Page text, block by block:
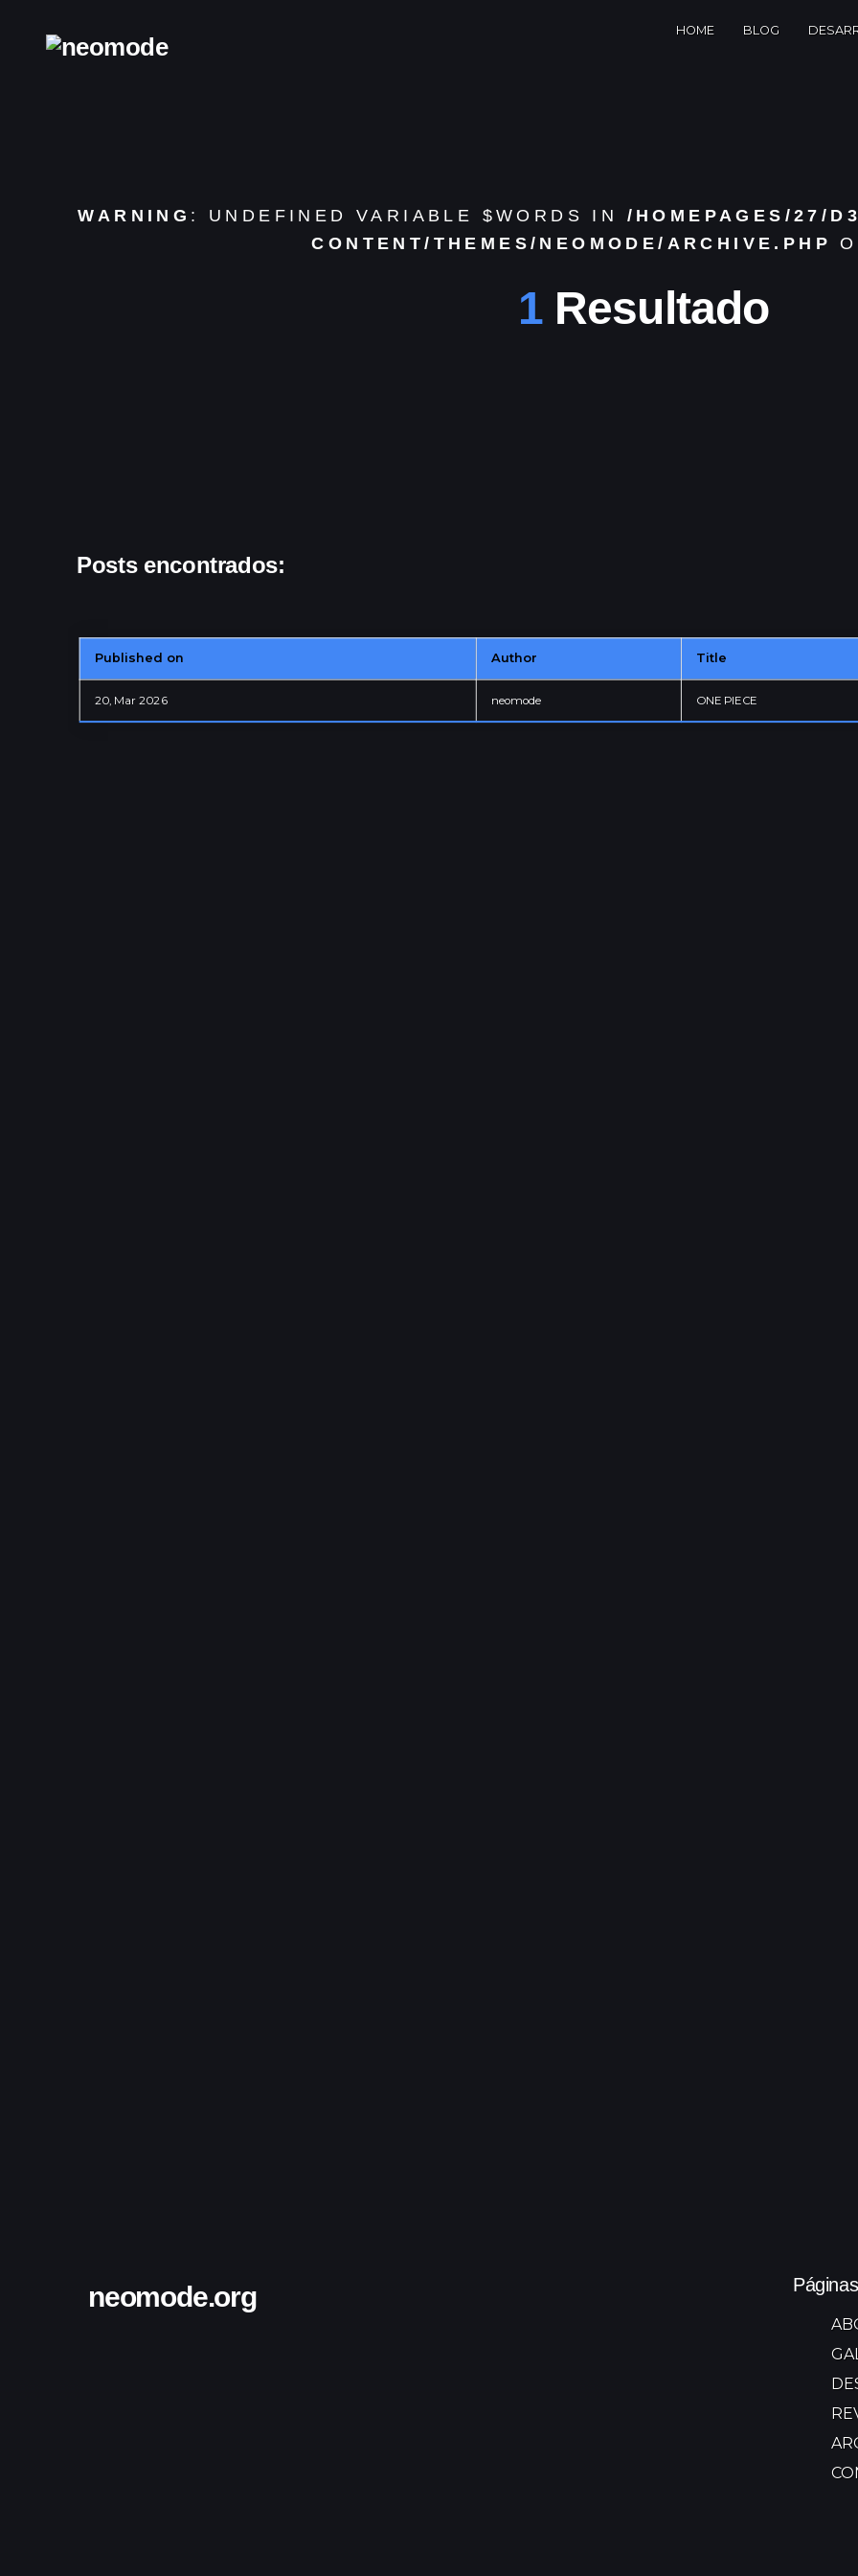
HOME BLOG
WARNING : UNDEFINED VARIABLE $WORDS IN /HOMEPAGES/27/
CONTENT/THEMES/NEOMODE/ARCHIVE.PHP
1 Resultado
Posts encontrados:
Published on Author Title
20, Mar 2026 neomode ONE PIECE
neomode.org Páginas